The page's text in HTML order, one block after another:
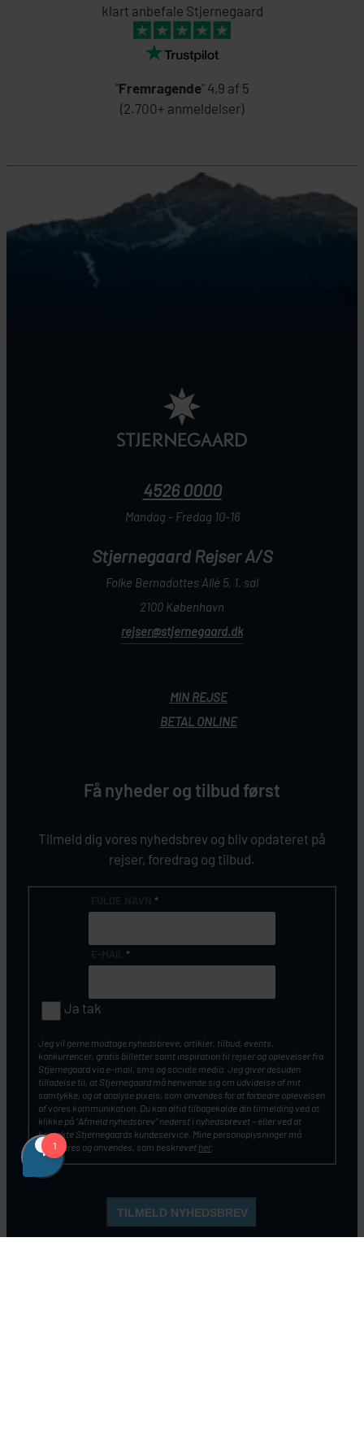
klart anbefale Stjernegaard
"Fremragende" 4,9 af 5
(2.700+ anmeldelser)
4526 0000
Mandag - Fredag 10-16
Stjernegaard Rejser A/S
Folke Bernadottes Allé 5, 1. sal
2100 København
rejser@stjernegaard.dk
MIN REJSE
BETAL ONLINE
Få nyheder og tilbud først
Tilmeld dig vores nyhedsbrev og bliv opdateret på
rejser, foredrag og tilbud.
*
*
Ja tak
Jeg vil gerne modtage nyhedsbreve, artikler, tilbud, events,
konkurrencer, gratis billetter samt inspiration til rejser og oplevelser fra
Stjernegaard via e-mail, sms og sociale media. Jeg giver desuden
tilladelse til, at Stjernegaard må henvende sig om udvidelse af mit
samtykke, og at analyse pixels, som anvendes for at forbedre oplevelsen
af vores kommunikation. Du kan altid tilbagekalde din tilmelding ved at
klikke på ”Afmeld nyhedsbrev” nederst i nyhedsbrevet – eller ved at
kontakte Stjernegaards kundeservice. Mine personoplysninger må
opbevares og anvendes, som beskrevet her